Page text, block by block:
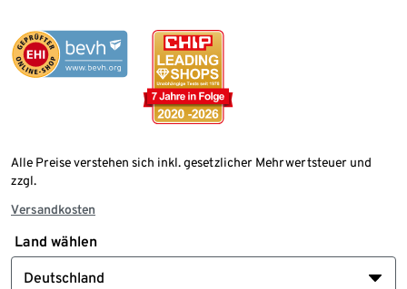
Alle Preise verstehen sich inkl. gesetzlicher Mehrwertsteuer und
zzgl.
Versandkosten
Land wählen
Deutschland